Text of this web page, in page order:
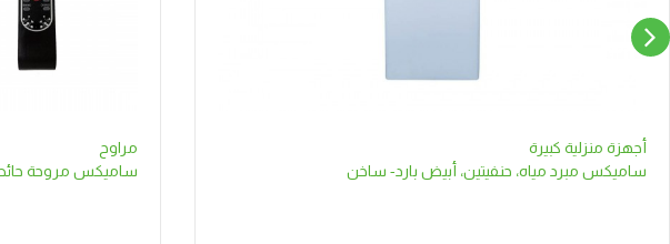
أجهزة منزلية كبيرة
ساميكس مبرد مياه، حنفيتين، أبيض بارد- ساخن
مراوح
ساميكس مروحة حائط 18 بوصة بالريموت